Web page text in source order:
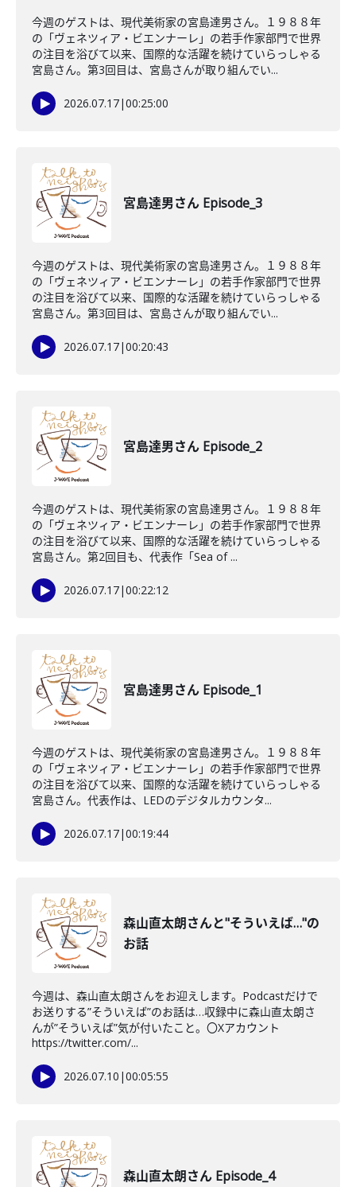
今週のゲストは、現代美術家の宮島達男さん。１９８８年
の「ヴェネツィア・ビエンナーレ」の若手作家部門で世界
の注目を浴びて以来、国際的な活躍を続けていらっしゃる
宮島さん。第3回目は、宮島さんが取り組んでい...
2026.07.17|00:25:00
宮島達男さん Episode_3
今週のゲストは、現代美術家の宮島達男さん。１９８８年
の「ヴェネツィア・ビエンナーレ」の若手作家部門で世界
の注目を浴びて以来、国際的な活躍を続けていらっしゃる
宮島さん。第3回目は、宮島さんが取り組んでい...
2026.07.17|00:20:43
宮島達男さん Episode_2
今週のゲストは、現代美術家の宮島達男さん。１９８８年
の「ヴェネツィア・ビエンナーレ」の若手作家部門で世界
の注目を浴びて以来、国際的な活躍を続けていらっしゃる
宮島さん。第2回目も、代表作「Sea of ...
2026.07.17|00:22:12
宮島達男さん Episode_1
今週のゲストは、現代美術家の宮島達男さん。１９８８年
の「ヴェネツィア・ビエンナーレ」の若手作家部門で世界
の注目を浴びて以来、国際的な活躍を続けていらっしゃる
宮島さん。代表作は、LEDのデジタルカウンタ...
2026.07.17|00:19:44
森山直太朗さんと"そういえば…"の
お話
今週は、森山直太朗さんをお迎えします。Podcastだけで
お送りする”そういえば”のお話は…収録中に森山直太朗さ
んが”そういえば”気が付いたこと。〇Xアカウント
https://twitter.com/...
2026.07.10 |00:05:55
森山直太朗さん Episode_4